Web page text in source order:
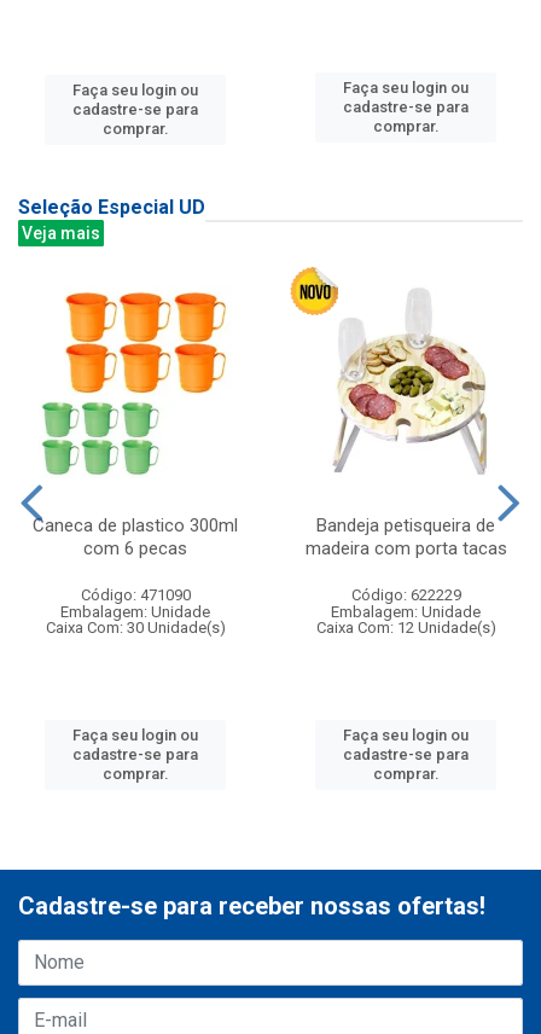
Faça seu login ou
cadastre-se para
comprar.
Faça seu login ou
cadastre-se para
comprar.
Seleção Especial UD
Veja mais
Caneca de plastico 300ml
com 6 pecas
Código: 471090
Embalagem: Unidade
Caixa Com: 30 Unidade(s)
Faça seu login ou
cadastre-se para
comprar.
Bandeja petisqueira de
madeira com porta tacas
Código: 622229
Embalagem: Unidade
Caixa Com: 12 Unidade(s)
Faça seu login ou
cadastre-se para
comprar.
Cadastre-se para receber nossas ofertas!